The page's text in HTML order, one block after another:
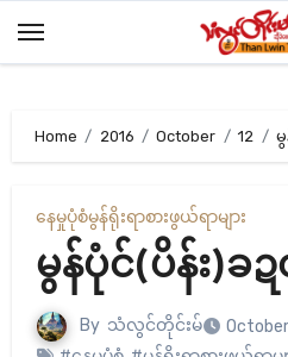
Home 2016 October 12
နေမှုပုံစံမွန်ရိုးရာစားဖွယ်ရာများ
မွန်ပုံင်(ပိန်း)ခ
By သံလွင်တိုင်းမ်